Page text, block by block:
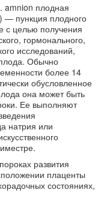
amnion плодная
— пункция плодного
с целью получения
гормонального,
исследований,
Обычно
более 14
обусловленное
она может быть
Ее выполняют
натрия или
развития
плаценты
состояниях,